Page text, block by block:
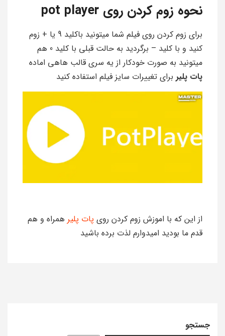
نحوه زوم کردن روی pot player
برای زوم کردن روی فیلم شما میتونید باکلید 9 یا + زوم
کنید و با کلید – برگردید به حالت قبلی با کلید 0 هم
میتونید به صورت خودکار از یه سری قالب هاهی اماده
پات پلیر برای تغییرات سایز فیلم استفاده کنید
از این که با اموزش زوم کردن روی پات پلیر همراه و هم
قدم ما بودید امیدوارم لذت برده باشید
جستجو